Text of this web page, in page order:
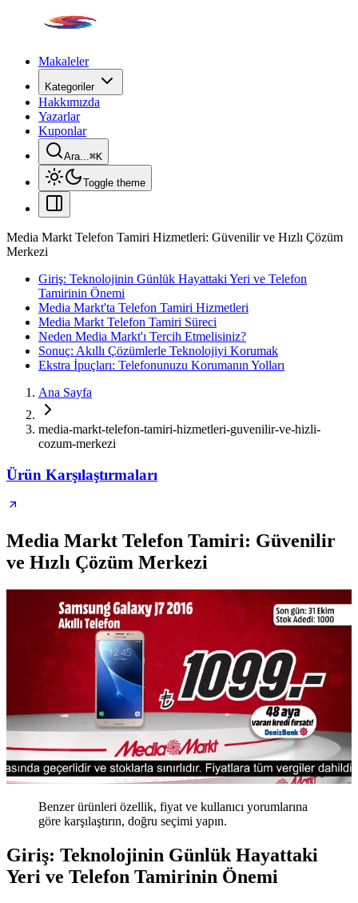
Makaleler
Kategoriler
Hakkımızda
Yazarlar
Kuponlar
Ara...⌘K
Toggle theme
Media Markt Telefon Tamiri Hizmetleri: Güvenilir ve Hızlı Çözüm
Merkezi
Giriş: Teknolojinin Günlük Hayattaki Yeri ve Telefon
Tamirinin Önemi
Media Markt'ta Telefon Tamiri Hizmetleri
Media Markt Telefon Tamiri Süreci
Neden Media Markt'ı Tercih Etmelisiniz?
Sonuç: Akıllı Çözümlerle Teknolojiyi Korumak
Ekstra İpuçları: Telefonunuzu Korumanın Yolları
Ana Sayfa
media-markt-telefon-tamiri-hizmetleri-guvenilir-ve-hizli-
cozum-merkezi
Ürün Karşılaştırmaları
Media Markt Telefon Tamiri: Güvenilir
ve Hızlı Çözüm Merkezi
Benzer ürünleri özellik, fiyat ve kullanıcı yorumlarına
göre karşılaştırın, doğru seçimi yapın.
Giriş: Teknolojinin Günlük Hayattaki
Yeri ve Telefon Tamirinin Önemi